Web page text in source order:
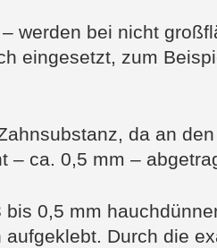
werden bei nicht
eingesetzt, zum
da an
– ca. 0,5 mm –
0,5 mm
Durch die